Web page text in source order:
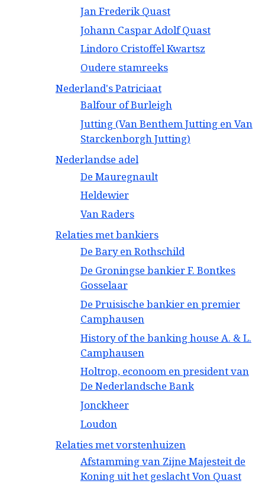
Jan Frederik Quast
Johann Caspar Adolf Quast
Lindoro Cristoffel Kwartsz
Oudere stamreeks
Nederland's Patriciaat
Balfour of Burleigh
Jutting (Van Benthem Jutting en Van
Starckenborgh Jutting)
Nederlandse adel
De Mauregnault
Heldewier
Van Raders
Relaties met bankiers
De Bary en Rothschild
De Groningse bankier F. Bontkes
Gosselaar
De Pruisische bankier en premier
Camphausen
History of the banking house A. & L.
Camphausen
Holtrop, econoom en president van
De Nederlandsche Bank
Jonckheer
Loudon
Relaties met vorstenhuizen
Afstamming van Zijne Majesteit de
Koning uit het geslacht Von Quast